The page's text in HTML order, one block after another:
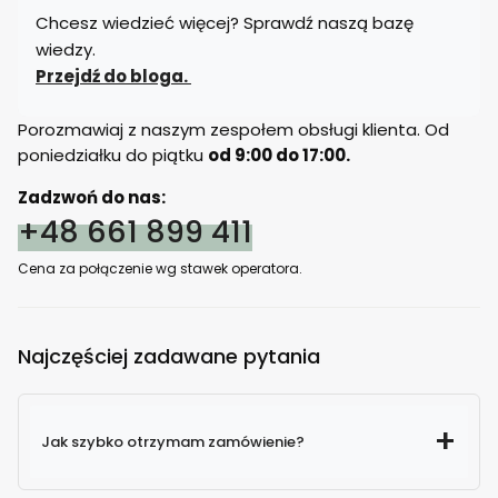
Chcesz wiedzieć więcej? Sprawdź naszą bazę
wiedzy.
Przejdź do bloga.
Porozmawiaj z naszym zespołem obsługi klienta. Od
poniedziałku do piątku od 9:00 do 17:00.
Zadzwoń do nas:
+48 661 899 411
Cena za połączenie wg stawek operatora.
Najczęściej zadawane pytania
Jak szybko otrzymam zamówienie?